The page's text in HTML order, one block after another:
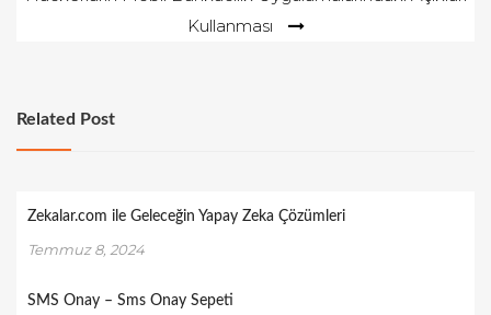
Kullanması
Related Post
Zekalar.com ile Geleceğin Yapay Zeka Çözümleri
Temmuz 8, 2024
SMS Onay – Sms Onay Sepeti